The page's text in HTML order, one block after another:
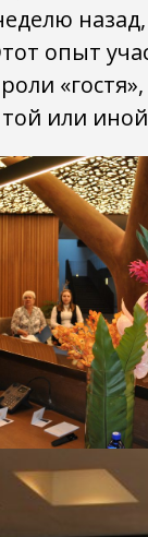
опыт
или